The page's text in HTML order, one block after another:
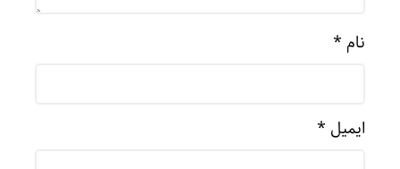
نام *
ایمیل *